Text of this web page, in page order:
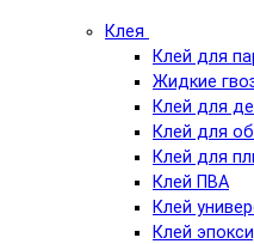
Клея
Клей для
Жидкие
Клей для
Клей для
Клей для
Клей ПВА
Клей
Клей